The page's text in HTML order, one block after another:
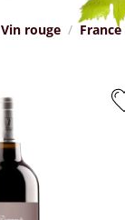
Vin rouge France